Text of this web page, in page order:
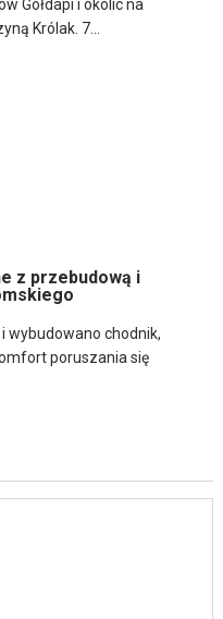
Gołdapi i okolic na
Królak. 7...
z przebudową i
wybudowano chodnik,
poruszania się